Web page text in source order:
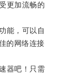
更加流畅的
能，可以自
的网络连接
器吧！只需